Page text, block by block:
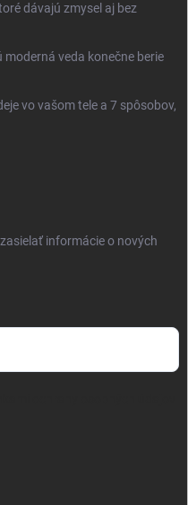
dávajú zmysel aj bez
veda konečne berie
vo vašom tele a 7 spôsobov,
informácie o nových